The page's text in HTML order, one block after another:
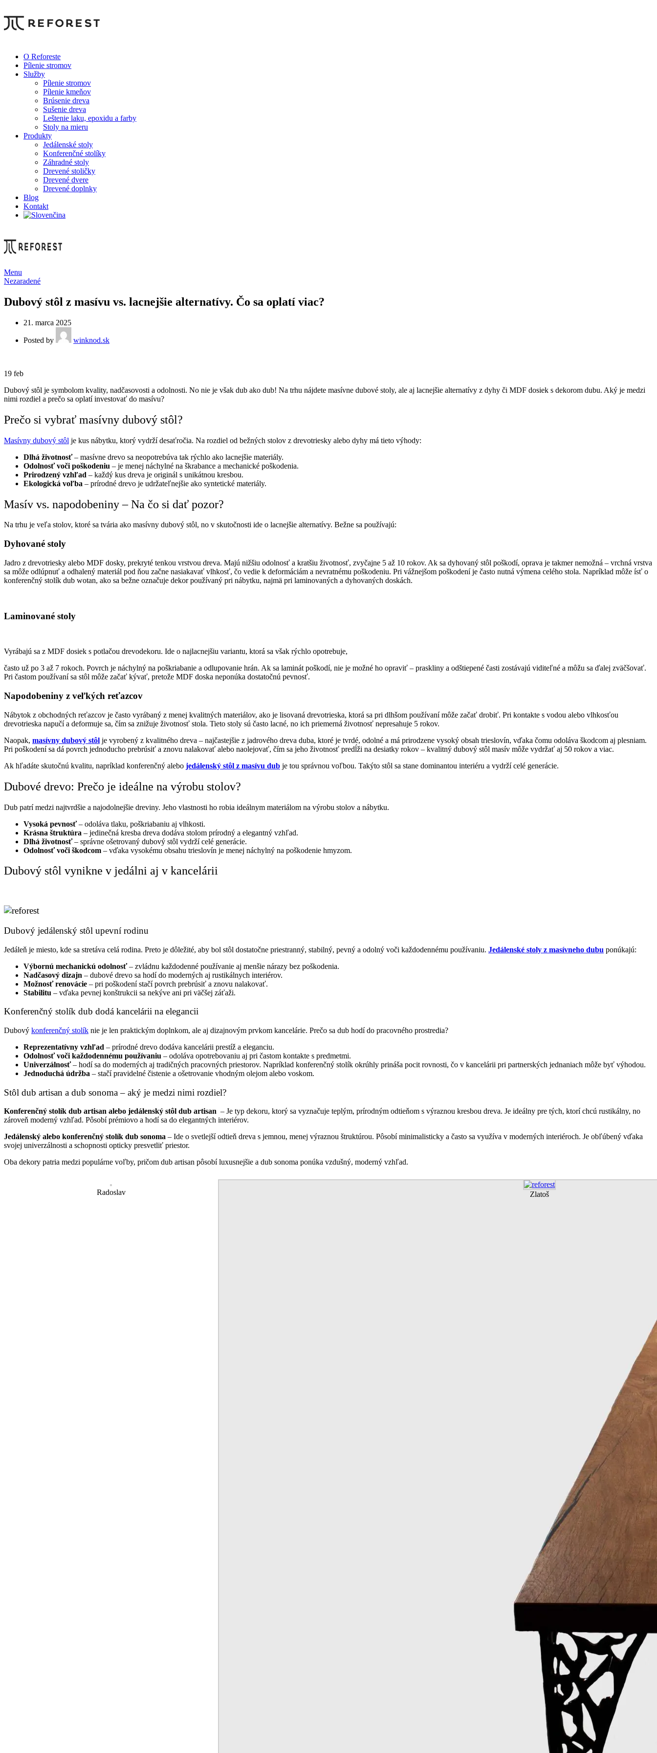
O Reforeste
Pílenie stromov
Služby
Pílenie stromov
Pílenie kmeňov
Brúsenie dreva
Sušenie dreva
Leštenie laku, epoxidu a farby
Stoly na mieru
Produkty
Jedálenské stoly
Konferenčné stolíky
Záhradné stoly
Drevené stoličky
Drevené dvere
Drevené doplnky
Blog
Kontakt
Menu
Nezaradené
Dubový stôl z masívu vs. lacnejšie alternatívy. Čo sa oplatí viac?
21. marca 2025
Posted by winknod.sk
19 feb
Dubový stôl je symbolom kvality, nadčasovosti a odolnosti. No nie je však dub ako dub! Na trhu nájdete masívne dubové stoly, ale aj lacnejšie alternatívy z dyhy či MDF dosiek s dekorom dubu. Aký je medzi
nimi rozdiel a prečo sa oplatí investovať do masívu?
Prečo si vybrať masívny dubový stôl?
Masívny dubový stôl je kus nábytku, ktorý vydrží desaťročia. Na rozdiel od bežných stolov z drevotriesky alebo dyhy má tieto výhody:
Dlhá životnosť– masívne drevo sa neopotrebúva tak rýchlo ako lacnejšie materiály.
Odolnosť voči poškodeniu – je menej náchylné na škrabance a mechanické poškodenia.
Prirodzený vzhľad – každý kus dreva je originál s unikátnou kresbou.
Ekologická voľba – prírodné drevo je udržateľnejšie ako syntetické materiály.
Masív vs. napodobeniny – Na čo si dať pozor?
Na trhu je veľa stolov, ktoré sa tvária ako masívny dubový stôl, no v skutočnosti ide o lacnejšie alternatívy. Bežne sa používajú:
Dyhované stoly
Jadro z drevotriesky alebo MDF dosky, prekryté tenkou vrstvou dreva. Majú nižšiu odolnosť a kratšiu životnosť, zvyčajne 5 až 10 rokov. Ak sa dyhovaný stôl poškodí, oprava je takmer nemožná – vrchná vrstva
sa môže odlúpnuť a odhalený materiál pod ňou začne nasiakavať vlhkosť, čo vedie k deformáciám a nevratnému poškodeniu. Pri vážnejšom poškodení je často nutná výmena celého stola. Napríklad môže ísť o
konferenčný stolík dub wotan, ako sa bežne označuje dekor používaný pri nábytku, najmä pri laminovaných a dyhovaných doskách.
Laminované stoly
Vyrábajú sa z MDF dosiek s potlačou drevodekoru. Ide o najlacnejšiu variantu, ktorá sa však rýchlo opotrebuje,
často už po 3 až 7 rokoch. Povrch je náchylný na poškriabanie a odlupovanie hrán. Ak sa laminát poškodí, nie je možné ho opraviť – praskliny a odštiepené časti zostávajú viditeľné a môžu sa ďalej zväčšovať.
Pri častom používaní sa stôl môže začať kývať, pretože MDF doska neponúka dostatočnú pevnosť.
Napodobeniny z veľkých reťazcov
Nábytok z obchodných reťazcov je často vyrábaný z menej kvalitných materiálov, ako je lisovaná drevotrieska, ktorá sa pri dlhšom používaní môže začať drobiť. Pri kontakte s vodou alebo vlhkosťou
drevotrieska napučí a deformuje sa, čím sa znižuje životnosť stola. Tieto stoly sú často lacné, no ich priemerná životnosť nepresahuje 5 rokov.
Naopak, masívny dubový stôl je vyrobený z kvalitného dreva – najčastejšie z jadrového dreva duba, ktoré je tvrdé, odolné a má prirodzene vysoký obsah trieslovín, vďaka čomu odoláva škodcom aj plesniam.
Pri poškodení sa dá povrch jednoducho prebrúsiť a znovu nalakovať alebo naolejovať, čím sa jeho životnosť predĺži na desiatky rokov – kvalitný dubový stôl masív môže vydržať aj 50 rokov a viac.
Ak hľadáte skutočnú kvalitu, napríklad konferenčný alebo jedálenský stôl z masívu dub je tou správnou voľbou. Takýto stôl sa stane dominantou interiéru a vydrží celé generácie.
Dubové drevo: Prečo je ideálne na výrobu stolov?
Dub patrí medzi najtvrdšie a najodolnejšie dreviny. Jeho vlastnosti ho robia ideálnym materiálom na výrobu stolov a nábytku.
Vysoká pevnosť– odoláva tlaku, poškriabaniu aj vlhkosti.
Krásna štruktúra – jedinečná kresba dreva dodáva stolom prírodný a elegantný vzhľad.
Dlhá životnosť– správne ošetrovaný dubový stôl vydrží celé generácie.
Odolnosť voči škodcom – vďaka vysokému obsahu trieslovín je menej náchylný na poškodenie hmyzom.
Dubový stôl vynikne v jedálni aj v kancelárii
Dubový jedálenský stôl upevní rodinu
Jedáleň je miesto, kde sa stretáva celá rodina. Preto je dôležité, aby bol stôl dostatočne priestranný, stabilný, pevný a odolný voči každodennému používaniu. Jedálenské stoly z masívneho dubu ponúkajú:
Výbornú mechanickú odolnosť– zvládnu každodenné používanie aj menšie nárazy bez poškodenia.
Nadčasový dizajn – dubové drevo sa hodí do moderných aj rustikálnych interiérov.
Možnosť renovácie – pri poškodení stačí povrch prebrúsiť a znovu nalakovať.
Stabilitu – vďaka pevnej konštrukcii sa nekýve ani pri väčšej záťaži.
Konferenčný stolík dub dodá kancelárii na elegancii
Dubový konferenčný stolík nie je len praktickým doplnkom, ale aj dizajnovým prvkom kancelárie. Prečo sa dub hodí do pracovného prostredia?
Reprezentatívny vzhľad – prírodné drevo dodáva kancelárii prestíž a eleganciu.
Odolnosť voči každodennému používaniu – odoláva opotrebovaniu aj pri častom kontakte s predmetmi.
Univerzálnosť– hodí sa do moderných aj tradičných pracovných priestorov. Napríklad konferenčný stolík okrúhly prináša pocit rovnosti, čo v kancelárii pri partnerských jednaniach môže byť výhodou.
Jednoduchá údržba – stačí pravidelné čistenie a ošetrovanie vhodným olejom alebo voskom.
Stôl dub artisan a dub sonoma – aký je medzi nimi rozdiel?
Konferenčný stolík dub artisan alebo jedálenský stôl dub artisan – Je typ dekoru, ktorý sa vyznačuje teplým, prírodným odtieňom s výraznou kresbou dreva. Je ideálny pre tých, ktorí chcú rustikálny, no
zároveň moderný vzhľad. Pôsobí prémiovo a hodí sa do elegantných interiérov.
Jedálenský alebo konferenčný stolík dub sonoma – Ide o svetlejší odtieň dreva s jemnou, menej výraznou štruktúrou. Pôsobí minimalisticky a často sa využíva v moderných interiéroch. Je obľúbený vďaka
svojej univerzálnosti a schopnosti opticky presvetliť priestor.
Oba dekory patria medzi populárne voľby, pričom dub artisan pôsobí luxusnejšie a dub sonoma ponúka vzdušný, moderný vzhľad.
Radoslav Zlatoš